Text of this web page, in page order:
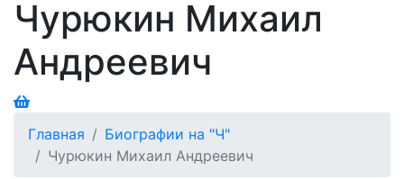
Чурюкин Михаил
Андреевич
Главная
Биографии на "Ч"
Чурюкин Михаил Андреевич